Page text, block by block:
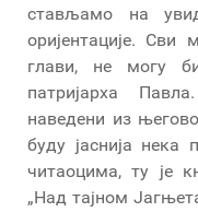
стављамо на
оријентације.
глави, не могу
патријарха
наведени из
буду јаснија
читаоцима, ту је
„Над тајном